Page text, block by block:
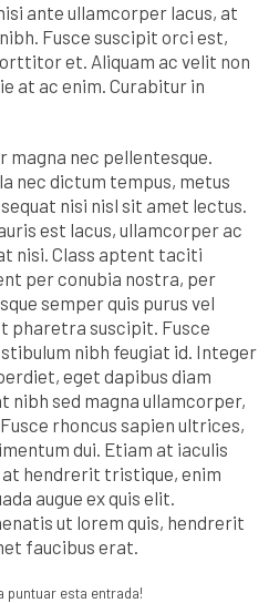
ante ullamcorper lacus, at
Fusce suscipit orci est,
et. Aliquam ac velit non
at ac enim. Curabitur in
magna nec pellentesque.
nec dictum tempus, metus
nisi nisl sit amet lectus.
est lacus, ullamcorper ac
nisi. Class aptent taciti
per conubia nostra, per
semper quis purus vel
pharetra suscipit. Fusce
nibh feugiat id. Integer
eget dapibus diam
nibh sed magna ullamcorper,
rhoncus sapien ultrices,
dui. Etiam at iaculis
hendrerit tristique, enim
augue ex quis elit.
ut lorem quis, hendrerit
faucibus erat.
puntuar esta entrada!